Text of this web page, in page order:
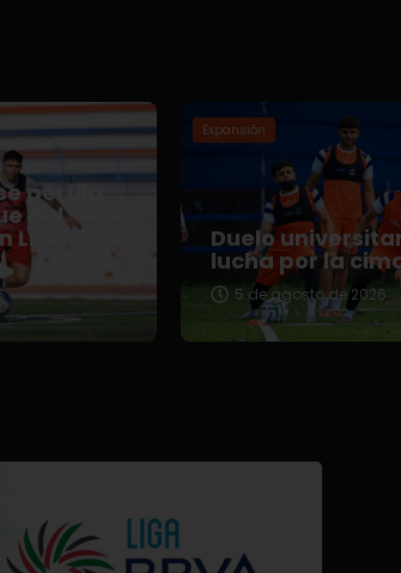
perfila
del
Liga
Expansión
Duelo
lucha por la
5 de agosto de 2026